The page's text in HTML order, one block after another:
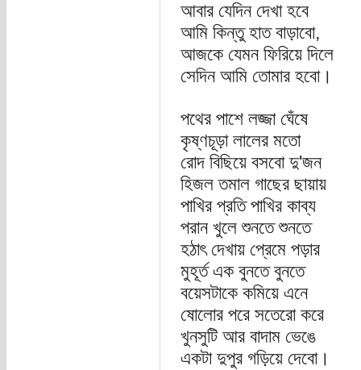
আবার যেদিন দেখা হবে
আমি কিন্তু হাত বাড়াবো,
আজকে যেমন ফিরিয়ে দিলে
সেদিন আমি তোমার হবো।
পথের পাশে লজ্জা ঘেঁষে
কৃষ্ণচূড়া লালের মতো
রোদ বিছিয়ে বসবো দু'জন
হিজল তমাল গাছের ছায়ায়
পাখির প্রতি পাখির কাব্য
পরান খুলে শুনতে শুনতে
হঠাৎ দেখায় প্রেমে পড়ার
মুহূর্ত এক বুনতে বুনতে
বয়েসটাকে কমিয়ে এনে
ষোলোর পরে সতেরো করে
খুনসুটি আর বাদাম ভেঙে
একটা দুপুর গড়িয়ে দেবো।